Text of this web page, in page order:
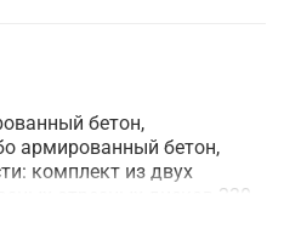
бетон,
армированный бетон,
комплект из двух
отрезных дисков 230
и армированному